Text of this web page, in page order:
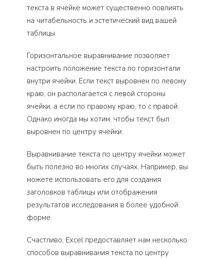
текста в ячейке может существенно повлиять
на читабельность и эстетический вид вашей
таблицы.
Горизонтальное выравнивание позволяет
настроить положение текста по горизонтали
внутри ячейки. Если текст выровнен по левому
краю, он располагается с левой стороны
ячейки, а если по правому краю, то с правой.
Однако иногда мы хотим, чтобы текст был
выровнен по центру ячейки.
Выравнивание текста по центру ячейки может
быть полезно во многих случаях. Например, вы
можете использовать его для создания
заголовков таблицы или отображения
результатов исследования в более удобной
форме.
Счастливо, Excel предоставляет нам несколько
способов выравнивания текста по центру